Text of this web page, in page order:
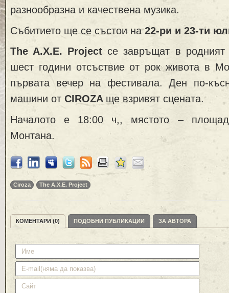
разнообразна и качествена музика.
Събитието ще се състои на22-ри и 23-ти
The A.X.E. Projectсе завръщат в
шест години отсъствие от рок живота в
първата вечер на фестивала. Ден по-
машини от CIROZA ще взривят сцената.
Началото е 18:00 ч,, мястото –
Монтана.
Ciroza The A.X.E. Project
КОМЕНТАРИ (0) ПОДОБНИ ПУБЛИКАЦИИ ЗА АВТОРА